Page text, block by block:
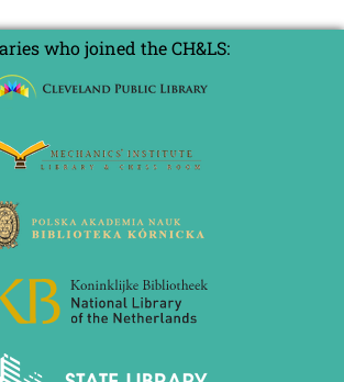
who joined the CH&LS: